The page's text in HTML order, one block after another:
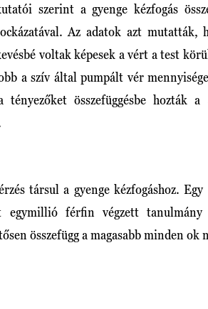
szerint a gyenge kézfogás
Az adatok azt mutatták,
voltak képesek a vért a test
a szív által pumpált vér
tényezőket összefüggésbe hozták
társul a gyenge kézfogáshoz.
egymillió férfin végzett
összefügg a magasabb minden ok